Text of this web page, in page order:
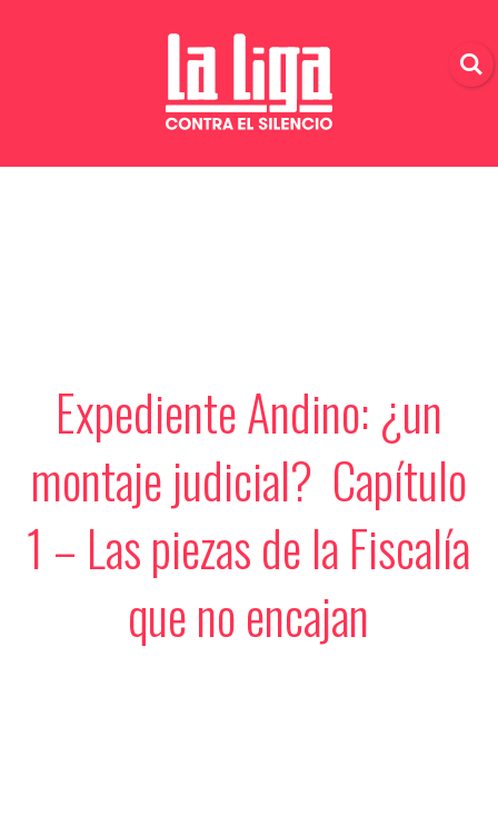
Expediente Andino: ¿un
montaje judicial? Capítulo
1 – Las piezas de la Fiscalía
que no encajan